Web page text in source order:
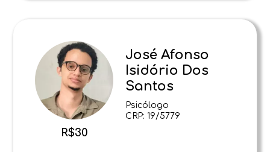
R$30
José Afonso
Isidório Dos
Santos
Psicólogo
CRP: 19/5779